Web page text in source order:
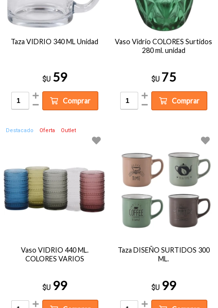
Taza VIDRIO 340 ML Unidad
$U 59
Comprar
Vaso Vidrio COLORES Surtidos
280 ml. unidad
$U 75
Comprar
Destacado Oferta Outlet
Vaso VIDRIO 440 ML.
COLORES VARIOS
$U 99
Taza DISEÑO SURTIDOS 300
ML.
$U 99